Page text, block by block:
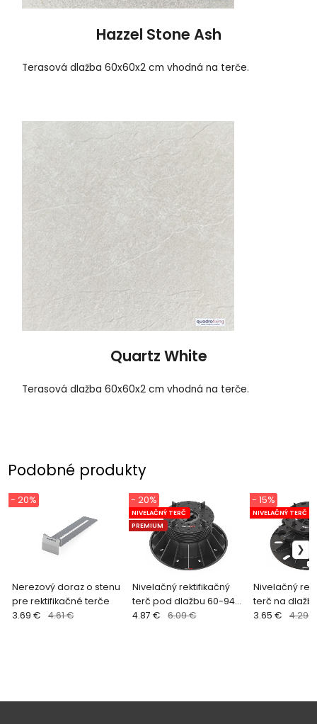
Hazzel Stone Ash
Terasová dlažba 60x60x2 cm vhodná na terče.
Quartz White
Terasová dlažba 60x60x2 cm vhodná na terče.
Podobné produkty
Nerezový doraz o stenu
pre rektifikačné terče
- 20%
3.69 € 4.61 €
Nivelačný rektifikačný
terč pod dlažbu 60-94
mm HERCULES
NIVELAČNÝ TERČ
PREMIUM
- 20%
4.87 € 6.09 €
Nivelačný
terč na
mm
NIVELAČNÝ TERČ
- 15%
3.65 € 4.29 €